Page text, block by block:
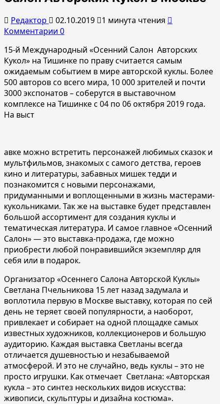
Редактор 02.10.2019
1 минута чтения
Комментарии 0
15-й Международный «Осенний Салон Авторских
Кукол» на Тишинке по праву считается самым
ожидаемым событием в мире авторской куклы. Более
500 авторов со всего мира, 10 000 зрителей и почти
3000 экспонатов – соберутся в выставочном
комплексе на Тишинке с 04 по 06 октября 2019 года.
На выст
авке можно встретить персонажей любимых сказок и
мультфильмов, знакомых с самого детства, героев
кино и литературы, забавных мишек тедди и
познакомится с новыми персонажами,
придуманными и воплощенными в жизнь мастерами-
кукольниками. Так же на выставке будет представлен
большой ассортимент для создания куклы и
тематическая литература. И самое главное «Осенний
Салон» — это выставка-продажа, где можно
приобрести любой понравившийся экземпляр для
себя или в подарок.
Организатор «Осеннего Салона Авторской Куклы»
Светлана Пчельникова 15 лет назад задумала и
воплотила первую в Москве выставку, которая по сей
день не теряет своей популярности, а наоборот,
привлекает и собирает на одной площадке самых
известных художников, коллекционеров и большую
аудиторию. Каждая выставка Светланы всегда
отличается душевностью и незабываемой
атмосферой. И это не случайно, ведь куклы – это не
просто игрушки. Как отмечает Светлана: «Авторская
кукла – это синтез нескольких видов искусства:
живописи, скульптуры и дизайна костюма».